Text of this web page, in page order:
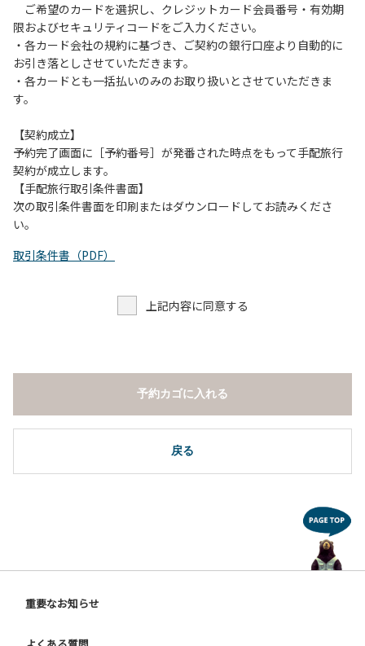
【注意事項】
当キャンプ場のそばを流れる歴舟川は、上流で雨が降ると短
時間で増水し、川原で遊んでいると大変危険な状態になりや
すく、過去にも増水により人が流される事故が数件起きてい
（１）川原にテントやタープを張らない。
（２）雨が降ったときは川原で遊ばない。
（３）カムイコタン公園キャンプ場で雨が降らなくても、上
流で雨が降り急に増水することがあるので、水の濁りに注意
し、濁り始めたときには直ちに川原での遊びを中止する。
（４）キャンプ場の管理者や地元住民から川についての注意
ご希望のカードを選択し、クレジットカード会員番号・有効期
限およびセキュリティコードをご入力ください。
・各カード会社の規約に基づき、ご契約の銀行口座より自動的に
お引き落としさせていただきます。
・各カードとも一括払いのみのお取り扱いとさせていただきま
す。
【契約成立】
予約完了画面に［予約番号］が発番された時点をもって手配旅行
契約が成立します。
【手配旅行取引条件書面】
次の取引条件書面を印刷またはダウンロードしてお読みくださ
い。
取引条件書（PDF）
上記内容に同意する
戻る
予約カゴに入れる
重要なお知らせ